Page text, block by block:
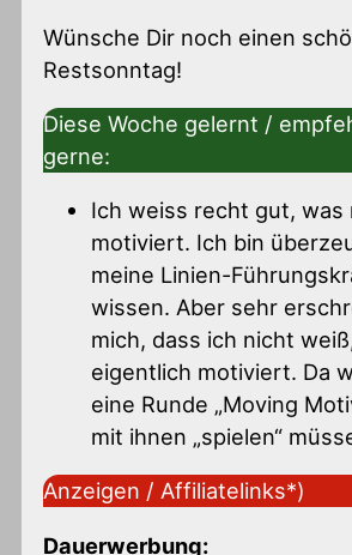
Wünsche Dir noch einen
Restsonntag!
Diese Woche gelernt /
gerne:
Ich weiss recht gut, was
motiviert. Ich bin
meine Linien-
wissen. Aber sehr
mich, dass ich nicht
eigentlich motiviert. Da
eine Runde „Moving
mit ihnen „spielen“
Anzeigen / Affiliatelinks*)
Dauerwerbung: